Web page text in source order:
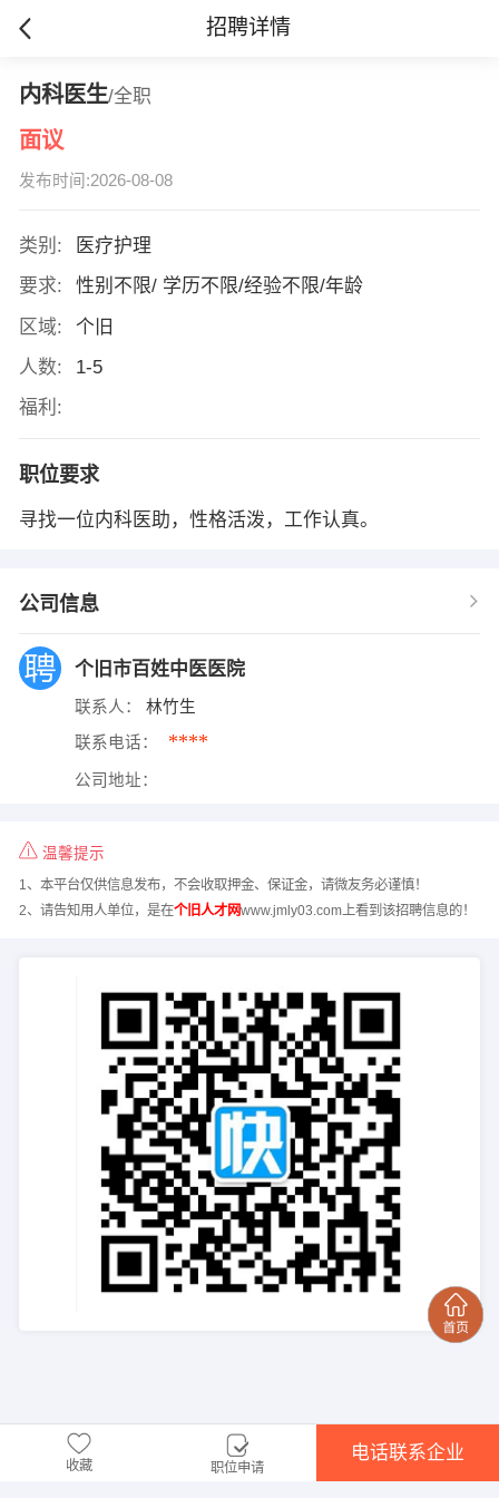
招聘详情
内科医生/全职
面议
发布时间:2026-08-08
类别:
医疗护理
要求:
性别不限/ 学历不限/经验不限/年龄
区域:
个旧
人数:
1-5
福利:
职位要求
寻找一位内科医助，性格活泼，工作认真。
公司信息
个旧市百姓中医医院
联系人： 林竹生
联系电话： ****
公司地址：
温馨提示
1、本平台仅供信息发布，不会收取押金、保证金，请微友务必谨慎！
2、请告知用人单位，是在个旧人才网www.jmly03.com上看到该招聘信息的！
收藏 职位申请
电话联系企业